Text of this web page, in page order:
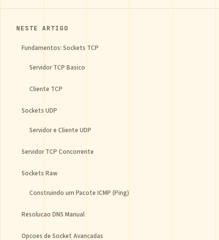
NESTE ARTIGO
Fundamentos: Sockets TCP
Servidor TCP Basico
Cliente TCP
Sockets UDP
Servidor e Cliente UDP
Servidor TCP Concorrente
Sockets Raw
Construindo um Pacote ICMP (Ping)
Resolucao DNS Manual
Opcoes de Socket Avancadas